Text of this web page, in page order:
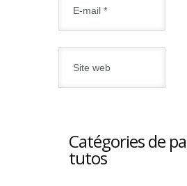
Catégories de
tutos